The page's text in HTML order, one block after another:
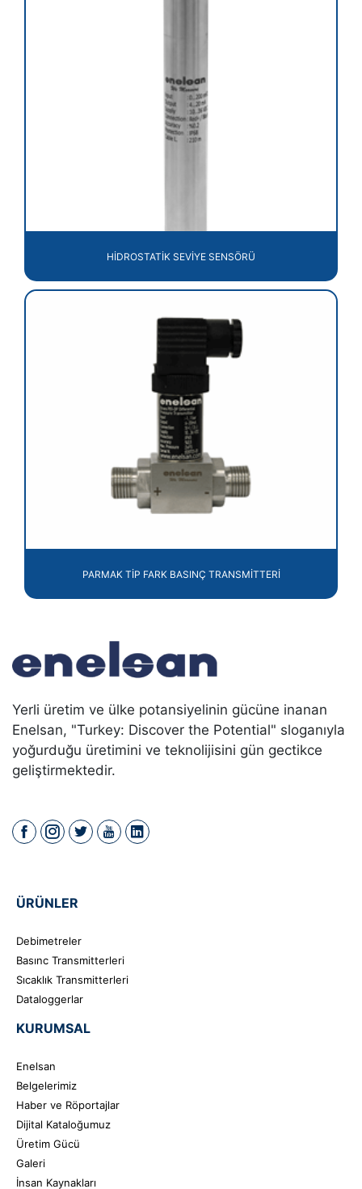
HİDROSTATİK SEVİYE SENSÖRÜ
PARMAK TİP FARK BASINÇ TRANSMİTTERİ
Yerli üretim ve ülke potansiyelinin gücüne inanan
Enelsan, "Turkey: Discover the Potential" sloganıyla
yoğurduğu üretimini ve teknolijisini gün gectikce
geliştirmektedir.
ÜRÜNLER
Debimetreler
Basınc Transmitterleri
Sıcaklık Transmitterleri
Dataloggerlar
KURUMSAL
Enelsan
Belgelerimiz
Haber ve Röportajlar
Dijital Kataloğumuz
Üretim Gücü
Galeri
İnsan Kaynakları